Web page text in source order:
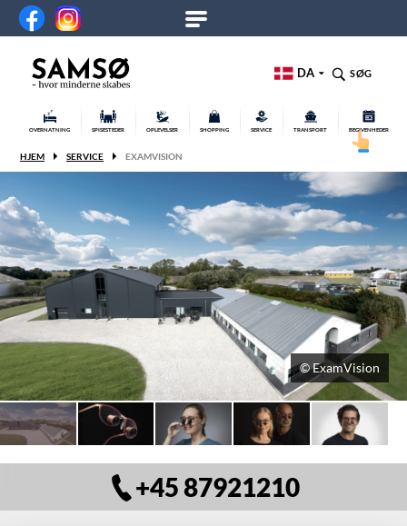
DA SØG
OVERNATNING SPISESTEDER OPLEVELSER SHOPPING SERVICE TRANSPORT BEGIVENHEDER
HJEM SERVICE EXAMVISION
© ExamVision
+45 87921210